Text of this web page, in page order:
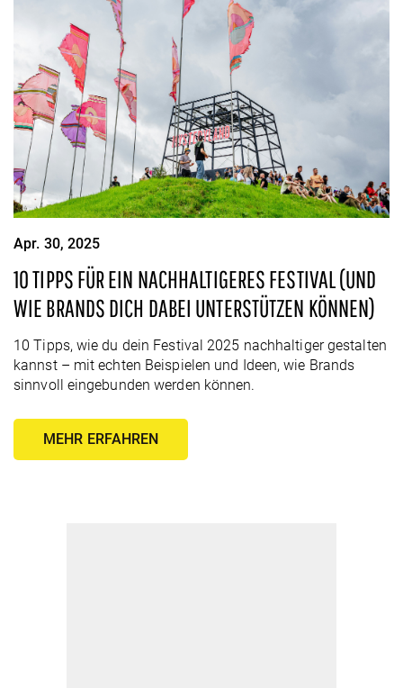
Apr. 30, 2025
10 TIPPS FÜR EIN NACHHALTIGERES FESTIVAL (UND
WIE BRANDS DICH DABEI UNTERSTÜTZEN KÖNNEN)
10 Tipps, wie du dein Festival 2025 nachhaltiger gestalten
kannst – mit echten Beispielen und Ideen, wie Brands
sinnvoll eingebunden werden können.
MEHR ERFAHREN